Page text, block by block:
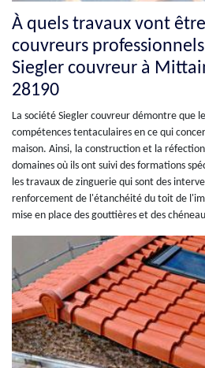
À quels travaux vont
couvreurs
Siegler couvreur à
28190
La société Siegler couvreur démontre que
compétences tentaculaires en ce qui
maison. Ainsi, la construction et la
domaines où ils ont suivi des formations
les travaux de zinguerie qui sont des
renforcement de l'étanchéité du toit de
mise en place des gouttières et des